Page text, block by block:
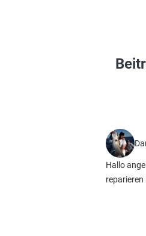
Hallo
reparieren